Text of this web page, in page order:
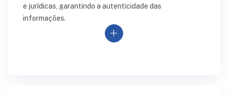
e jurídicas, garantindo a autenticidade das
informações.
add